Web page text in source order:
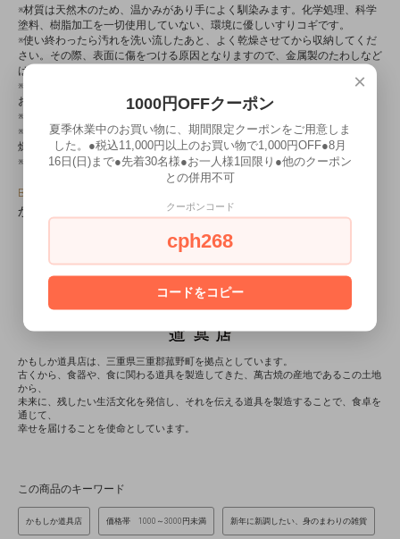
※材質は天然木のため、温かみがあり手によく馴染みます。化学処理、科学
塗料、樹脂加工を一切使用していない、環境に優しいすりコギです。
※使い終わったら汚れを洗い流したあと、よく乾燥させてから収納してくだ
さい。その際、表面に傷をつける原因となりますので、金属製のたわしなど
は使わないでください。
※使用後に熱湯をかけると乾きが早くなりますが、熱湯の取扱いには十分に
お気を付けください。
※燃えますので、直接火にかけないでください。
※長くお使いいただくために、ときどき風通しのよい場所で日光に当てて乾
燥させてください。
※食洗機での洗浄はお控えください。割れる場合がございます。
Brand
かもしか道具店
かもしか道具店は、三重県三重郡菰野町を拠点としています。
古くから、食器や、食に関わる道具を製造してきた、萬古焼の産地であるこの土地
から、
未来に、残したい生活文化を発信し、それを伝える道具を製造することで、食卓を
通じて、
幸せを届けることを使命としています。
この商品のキーワード
かもしか道具店 価格帯 1000～3000円未満 新年に新調したい、身のまわりの雑貨
×
1000円OFFクーポン
夏季休業中のお買い物に、期間限定クーポンをご用意しま
した。●税込11,000円以上のお買い物で1,000円OFF●8月
16日(日)まで●先着30名様●お一人様1回限り●他のクーポン
との併用不可
クーポンコード
cph268
コードをコピー